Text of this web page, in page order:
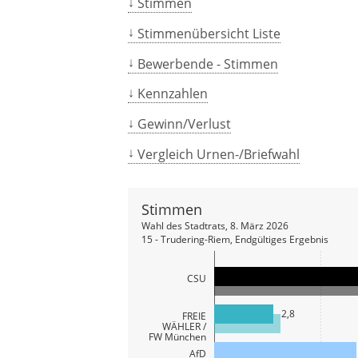
Stimmenübersicht Liste
Bewerbende - Stimmen
Kennzahlen
Gewinn/Verlust
Vergleich Urnen-/Briefwahl
CSU
FREIE
WÄHLER /
FW München
AfD
2,8
Stimmen
Wahl des Stadtrats, 8. März 2026
15 - Trudering-Riem, Endgültiges Ergebnis